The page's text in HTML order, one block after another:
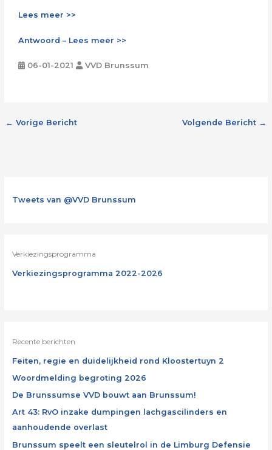
Lees meer >>
Antwoord – Lees meer >>
06-01-2021 VVD Brunssum
← Vorige Bericht Volgende Bericht →
Tweets van @VVD Brunssum
Verkiezingsprogramma
Verkiezingsprogramma 2022-2026
Recente berichten
Feiten, regie en duidelijkheid rond Kloostertuyn 2
Woordmelding begroting 2026
De Brunssumse VVD bouwt aan Brunssum!
Art 43: RvO inzake dumpingen lachgascilinders en
aanhoudende overlast
Brunssum speelt een sleutelrol in de Limburg Defensie